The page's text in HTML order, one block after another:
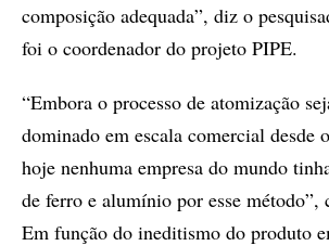
composição adequada”, diz o
foi o coordenador do projeto PIPE.
“Embora o processo de atomização
dominado em escala comercial desde
hoje nenhuma empresa do mundo
de ferro e alumínio por esse método”,
Em função do ineditismo do produto